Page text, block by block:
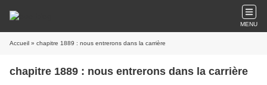
MENU
Accueil » chapitre 1889 : nous entrerons dans la carrière
chapitre 1889 : nous entrerons dans la carrière